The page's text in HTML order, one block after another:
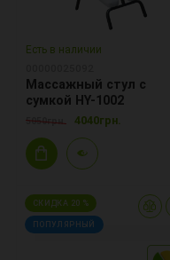
Есть в наличии
Массажный стул с
сумкой HY-1002
5050грн. 4040грн.
СКИДКА 20 %
ПОПУЛЯРНЫЙ